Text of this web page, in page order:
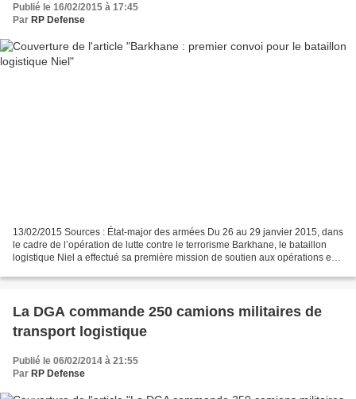
Publié le 16/02/2015 à 17:45
Par RP Defense
13/02/2015 Sources : État-major des armées Du 26 au 29 janvier 2015, dans
le cadre de l’opération de lutte contre le terrorisme Barkhane, le bataillon
logistique Niel a effectué sa première mission de soutien aux opérations en
La DGA commande 250 camions militaires de
transport logistique
Publié le 06/02/2014 à 21:55
Par RP Defense